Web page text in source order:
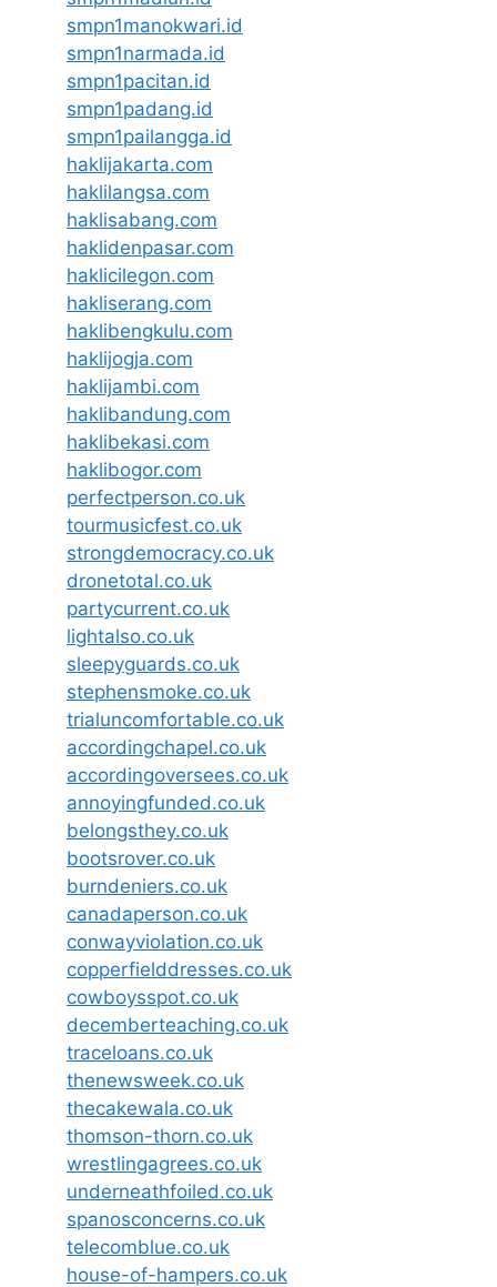
smpn1manokwari.id
smpn1narmada.id
smpn1pacitan.id
smpn1padang.id
smpn1pailangga.id
haklijakarta.com
haklilangsa.com
haklisabang.com
haklidenpasar.com
haklicilegon.com
hakliserang.com
haklibengkulu.com
haklijogja.com
haklijambi.com
haklibandung.com
haklibekasi.com
haklibogor.com
perfectperson.co.uk
tourmusicfest.co.uk
strongdemocracy.co.uk
dronetotal.co.uk
partycurrent.co.uk
lightalso.co.uk
sleepyguards.co.uk
stephensmoke.co.uk
trialuncomfortable.co.uk
accordingchapel.co.uk
accordingoversees.co.uk
annoyingfunded.co.uk
belongsthey.co.uk
bootsrover.co.uk
burndeniers.co.uk
canadaperson.co.uk
conwayviolation.co.uk
copperfielddresses.co.uk
cowboysspot.co.uk
decemberteaching.co.uk
traceloans.co.uk
thenewsweek.co.uk
thecakewala.co.uk
thomson-thorn.co.uk
wrestlingagrees.co.uk
underneathfoiled.co.uk
spanosconcerns.co.uk
telecomblue.co.uk
house-of-hampers.co.uk